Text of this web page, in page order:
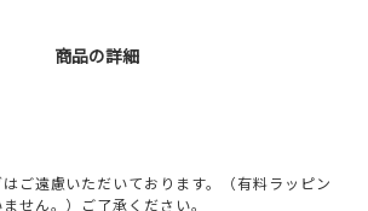
商品の詳細
ご遠慮いただいております。（有料ラッピン
せん。）ご了承ください。